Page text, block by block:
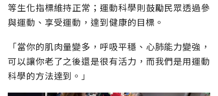
等生化指標維持正常；運動科學則鼓勵民眾透過參
與運動、享受運動，達到健康的目標。
「當你的肌肉量變多，呼吸平穩、心肺能力變強，
可以讓你老了之後還是很有活力，而我們是用運動
科學的方法達到。」